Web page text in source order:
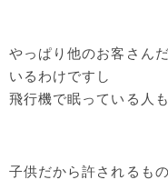
やっぱり他のお客さん
いるわけですし
飛行機で眠っている人
子供だから許されるもの